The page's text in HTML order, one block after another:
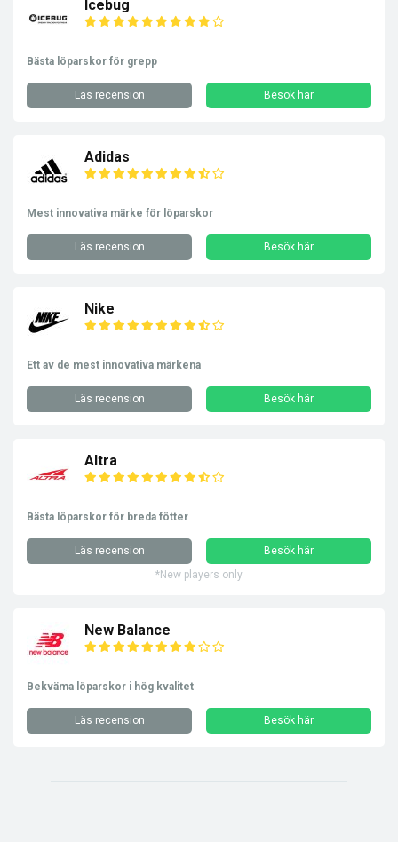
Icebug
Bästa löparskor för grepp
Läs recension Besök här
Adidas
Mest innovativa märke för löparskor
Läs recension Besök här
Nike
Ett av de mest innovativa märkena
Läs recension Besök här
Altra
Bästa löparskor för breda fötter
Läs recension
Besök här
*New players only
New Balance
Bekväma löparskor i hög kvalitet
Läs recension Besök här